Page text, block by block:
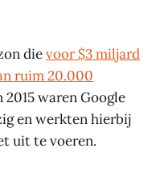
dievoor $3 miljard
ruim 20.000
2015 waren Google
en werkten hierbij
uit te voeren.